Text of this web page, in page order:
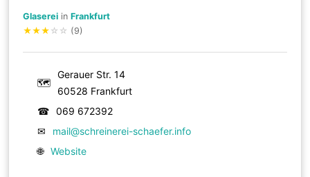
Glaserei inFrankfurt
★★★ ☆ ☆ (9)
🗺
Gerauer Str. 14
60528 Frankfurt
☎
069 672392
✉
mail@schreinerei-schaefer.info
🌐 Website